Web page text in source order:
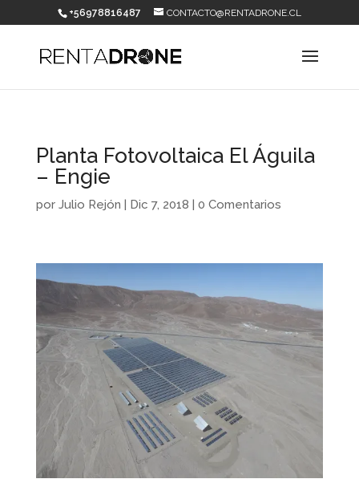
+56978816487 CONTACTO@RENTADRONE.CL
Planta Fotovoltaica El Águila
– Engie
por Julio Rejón | Dic 7, 2018 | 0 Comentarios